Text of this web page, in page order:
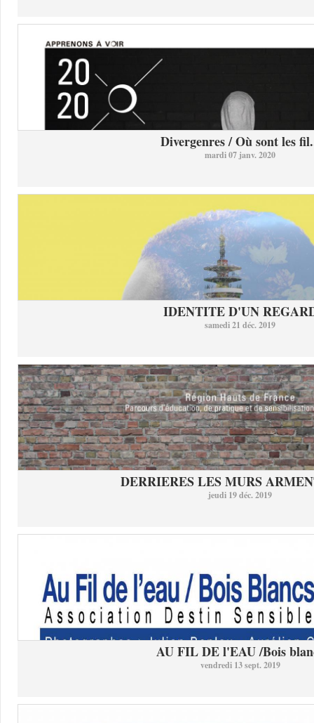
Divergenres / Où sont les
mardi 07 janv. 2020
IDENTITE D'UN
samedi 21 déc. 2019
DERRIERES LES MURS
jeudi 19 déc. 2019
AU FIL DE l'EAU /Bois
vendredi 13 sept. 2019